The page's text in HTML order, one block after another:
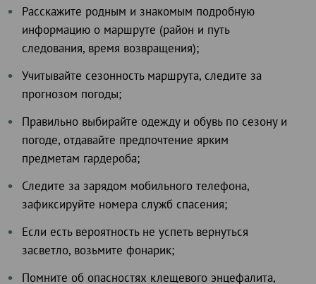
Расскажите родным и знакомым подробную
информацию о маршруте (район и путь
следования, время возвращения);
Учитывайте сезонность маршрута, следите за
прогнозом погоды;
Правильно выбирайте одежду и обувь по сезону и
погоде, отдавайте предпочтение ярким
предметам гардероба;
Следите за зарядом мобильного телефона,
зафиксируйте номера служб спасения;
Если есть вероятность не успеть вернуться
засветло, возьмите фонарик;
Помните об опасностях клещевого энцефалита,